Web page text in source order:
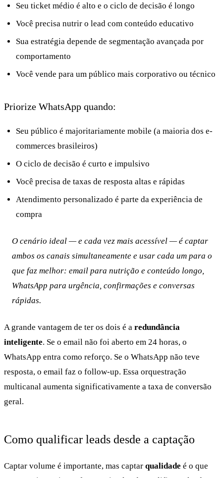
Seu ticket médio é alto e o ciclo de decisão é longo
Você precisa nutrir o lead com conteúdo educativo
Sua estratégia depende de segmentação avançada por
comportamento
Você vende para um público mais corporativo ou técnico
Priorize WhatsApp quando:
Seu público é majoritariamente mobile (a maioria dos e-
commerces brasileiros)
O ciclo de decisão é curto e impulsivo
Você precisa de taxas de resposta altas e rápidas
Atendimento personalizado é parte da experiência de
compra
O cenário ideal — e cada vez mais acessível — é captar
ambos os canais simultaneamente e usar cada um para o
que faz melhor: email para nutrição e conteúdo longo,
WhatsApp para urgência, confirmações e conversas
rápidas.
A grande vantagem de ter os dois é a redundância
inteligente. Se o email não foi aberto em 24 horas, o
WhatsApp entra como reforço. Se o WhatsApp não teve
resposta, o email faz o follow-up. Essa orquestração
multicanal aumenta significativamente a taxa de conversão
geral.
Como qualificar leads desde a captação
Captar volume é importante, mas captar qualidade é o que